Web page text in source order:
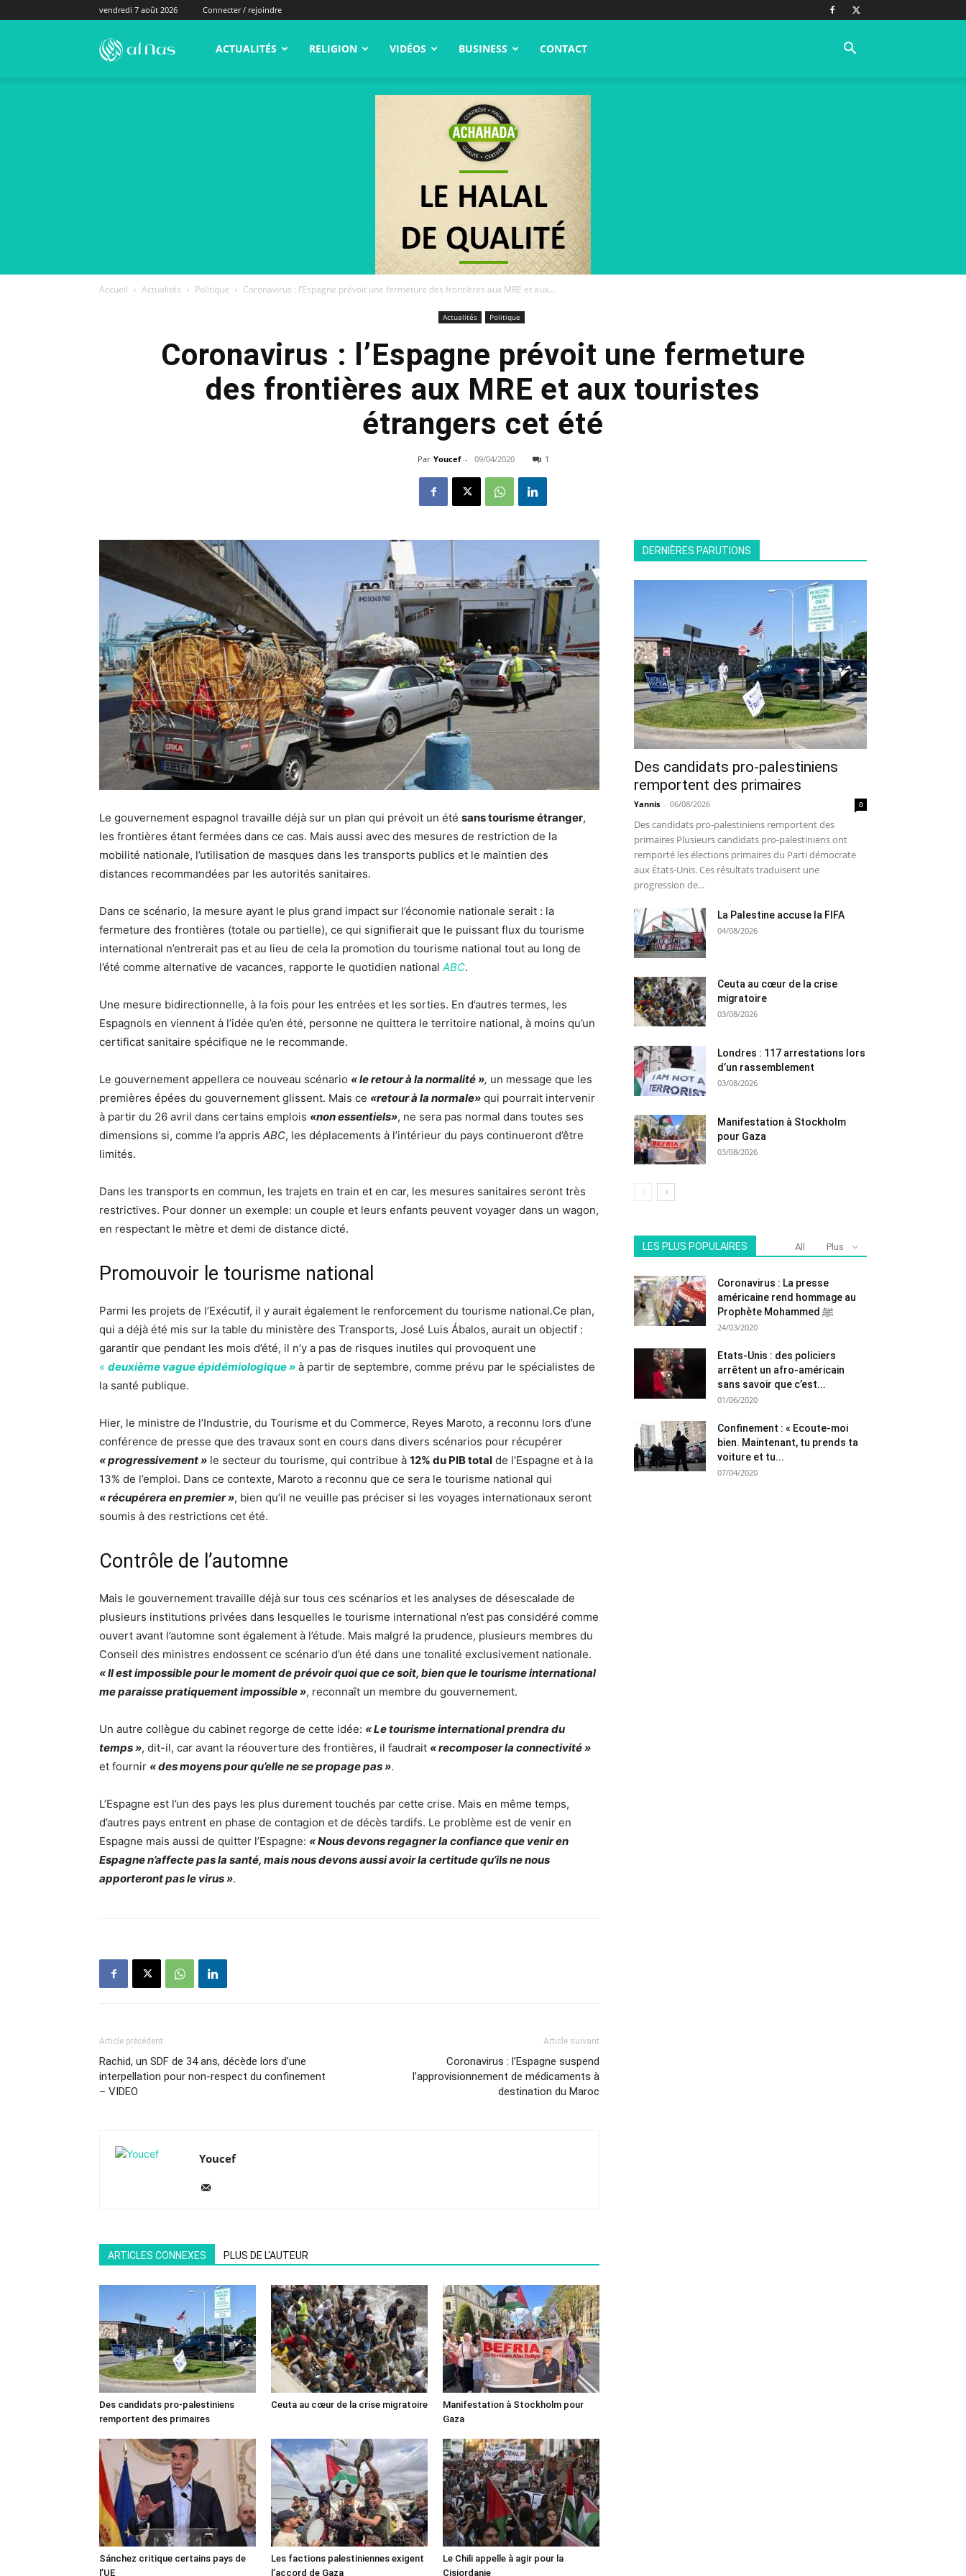
vendredi 7 août 2026 Connecter / rejoindre
alNas.fr ACTUALITÉS RELIGION VIDÉOS BUSINESS CONTACT
Accueil Actualités Politique Coronavirus : l’Espagne prévoit une fermeture des frontières aux MRE et aux...
Actualités Politique
Coronavirus : l’Espagne prévoit une fermeture
des frontières aux MRE et aux touristes
étrangers cet été
Par Youcef - 09/04/2020 1
Le gouvernement espagnol travaille déjà sur un plan qui prévoit un été sans tourisme étranger,
les frontières étant fermées dans ce cas. Mais aussi avec des mesures de restriction de la
mobilité nationale, l’utilisation de masques dans les transports publics et le maintien des
distances recommandées par les autorités sanitaires.
Dans ce scénario, la mesure ayant le plus grand impact sur l’économie nationale serait : la
fermeture des frontières (totale ou partielle), ce qui signifierait que le puissant flux du tourisme
international n’entrerait pas et au lieu de cela la promotion du tourisme national tout au long de
l’été comme alternative de vacances, rapporte le quotidien national ABC.
Une mesure bidirectionnelle, à la fois pour les entrées et les sorties. En d’autres termes, les
Espagnols en viennent à l’idée qu’en été, personne ne quittera le territoire national, à moins qu’un
certificat sanitaire spécifique ne le recommande.
Le gouvernement appellera ce nouveau scénario « le retour à la normalité », un message que les
premières épées du gouvernement glissent. Mais ce «retour à la normale» qui pourrait intervenir
à partir du 26 avril dans certains emplois «non essentiels», ne sera pas normal dans toutes ses
dimensions si, comme l’a appris ABC, les déplacements à l’intérieur du pays continueront d’être
limités.
Dans les transports en commun, les trajets en train et en car, les mesures sanitaires seront très
restrictives. Pour donner un exemple: un couple et leurs enfants peuvent voyager dans un wagon,
en respectant le mètre et demi de distance dicté.
Promouvoir le tourisme national
Parmi les projets de l’Exécutif, il y aurait également le renforcement du tourisme national.Ce plan,
qui a déjà été mis sur la table du ministère des Transports, José Luis Ábalos, aurait un objectif :
garantir que pendant les mois d’été, il n’y a pas de risques inutiles qui provoquent une
« deuxième vague épidémiologique » à partir de septembre, comme prévu par le spécialistes de
la santé publique.
Hier, le ministre de l’Industrie, du Tourisme et du Commerce, Reyes Maroto, a reconnu lors d’une
conférence de presse que des travaux sont en cours dans divers scénarios pour récupérer
« progressivement » le secteur du tourisme, qui contribue à 12% du PIB total de l’Espagne et à la
13% de l’emploi. Dans ce contexte, Maroto a reconnu que ce sera le tourisme national qui
« récupérera en premier », bien qu’il ne veuille pas préciser si les voyages internationaux seront
soumis à des restrictions cet été.
Contrôle de l’automne
Mais le gouvernement travaille déjà sur tous ces scénarios et les analyses de désescalade de
plusieurs institutions privées dans lesquelles le tourisme international n’est pas considéré comme
ouvert avant l’automne sont également à l’étude. Mais malgré la prudence, plusieurs membres du
Conseil des ministres endossent ce scénario d’un été dans une tonalité exclusivement nationale.
« Il est impossible pour le moment de prévoir quoi que ce soit, bien que le tourisme international
me paraisse pratiquement impossible », reconnaît un membre du gouvernement.
Un autre collègue du cabinet regorge de cette idée: « Le tourisme international prendra du
temps », dit-il, car avant la réouverture des frontières, il faudrait « recomposer la connectivité »
et fournir « des moyens pour qu’elle ne se propage pas ».
L’Espagne est l’un des pays les plus durement touchés par cette crise. Mais en même temps,
d’autres pays entrent en phase de contagion et de décès tardifs. Le problème est de venir en
Espagne mais aussi de quitter l’Espagne: « Nous devons regagner la confiance que venir en
Espagne n’affecte pas la santé, mais nous devons aussi avoir la certitude qu’ils ne nous
apporteront pas le virus ».
Article précédent
Rachid, un SDF de 34 ans, décède lors d’une
interpellation pour non-respect du confinement
– VIDEO
Article suivant
Coronavirus : l’Espagne suspend
l’approvisionnement de médicaments à
destination du Maroc
Youcef
ARTICLES CONNEXES PLUS DE L'AUTEUR
Des candidats pro-palestiniens
remportent des primaires
Ceuta au cœur de la crise migratoire
Manifestation à Stockholm pour
Gaza
Sánchez critique certains pays de
l’UE
Les factions palestiniennes exigent
l’accord de Gaza
Le Chili appelle à agir pour la
Cisjordanie
DERNIÈRES PARUTIONS
Des candidats pro-palestiniens
remportent des primaires
Yannis - 06/08/2026 0
Des candidats pro-palestiniens remportent des
primaires Plusieurs candidats pro-palestiniens ont
remporté les élections primaires du Parti démocrate
aux États-Unis. Ces résultats traduisent une
progression de...
La Palestine accuse la FIFA
04/08/2026
Ceuta au cœur de la crise
migratoire
03/08/2026
Londres : 117 arrestations lors
d’un rassemblement
03/08/2026
Manifestation à Stockholm
pour Gaza
03/08/2026
LES PLUS POPULAIRES All Plus
Coronavirus : La presse
américaine rend hommage au
Prophète Mohammed ﷺ
24/03/2020
Etats-Unis : des policiers
arrêtent un afro-américain
sans savoir que c’est...
01/06/2020
Confinement : « Ecoute-moi
bien. Maintenant, tu prends ta
voiture et tu...
07/04/2020